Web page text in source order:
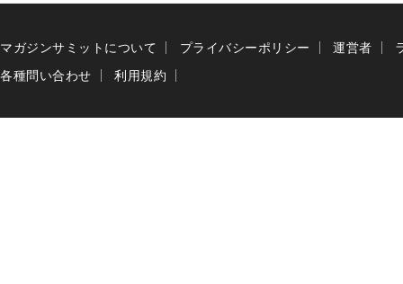
マガジンサミットについて プライバシーポリシー 運営者
各種問い合わせ
利用規約